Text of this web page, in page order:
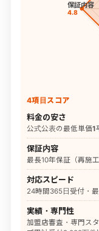
保証内容
4.8
4項目スコア
料金の安さ
公式公表の最低単価1
保証内容
最長10年保証（再施工
対応スピード
24時間365日受付・
実績・専門性
加盟店審査・専門ス